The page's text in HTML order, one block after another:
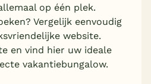
op één plek.
Vergelijk eenvoudig
website.
en vind hier uw ideale
vakantiebungalow.